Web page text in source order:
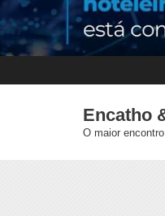
Encatho
O maior